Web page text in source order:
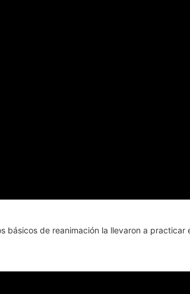
de reanimación la llevaron a practicar